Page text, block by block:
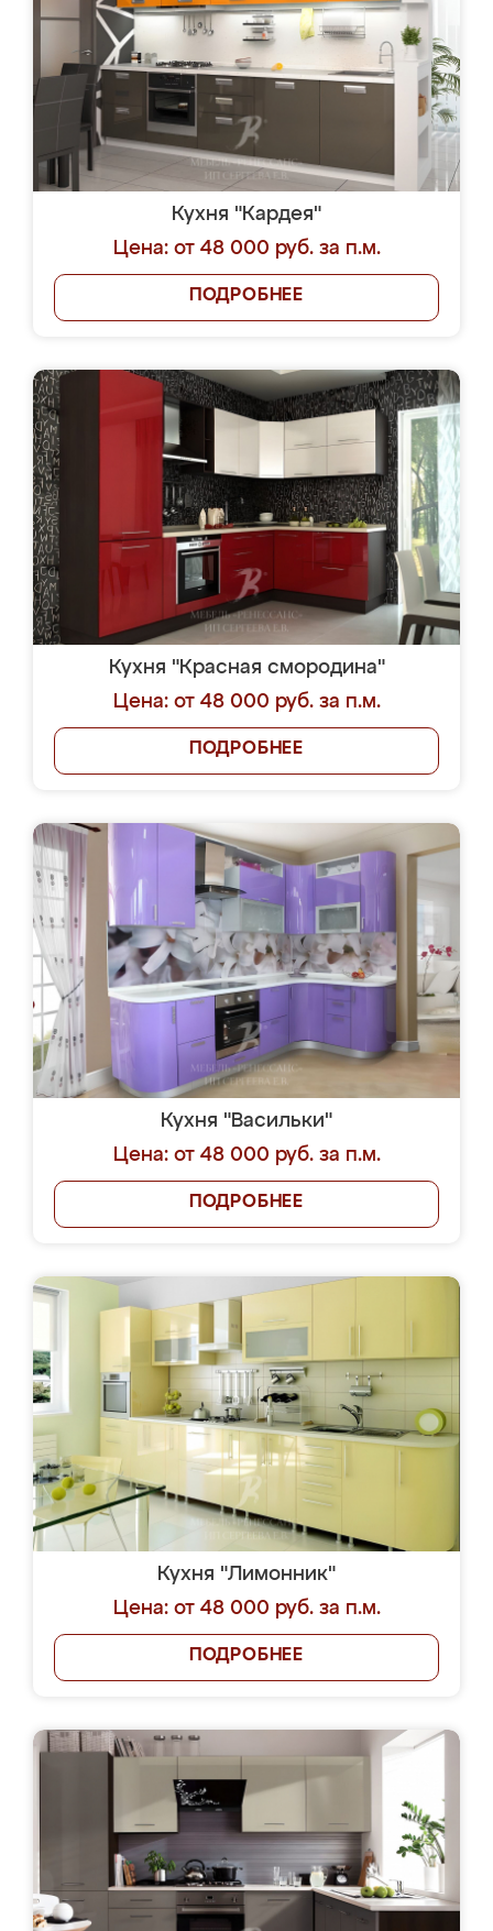
Кухня "Кардея"
Цена: от 48 000 руб. за п.м.
ПОДРОБНЕЕ
Кухня "Красная смородина"
Цена: от 48 000 руб. за п.м.
ПОДРОБНЕЕ
Кухня "Васильки"
Цена: от 48 000 руб. за п.м.
ПОДРОБНЕЕ
Кухня "Лимонник"
Цена: от 48 000 руб. за п.м.
ПОДРОБНЕЕ